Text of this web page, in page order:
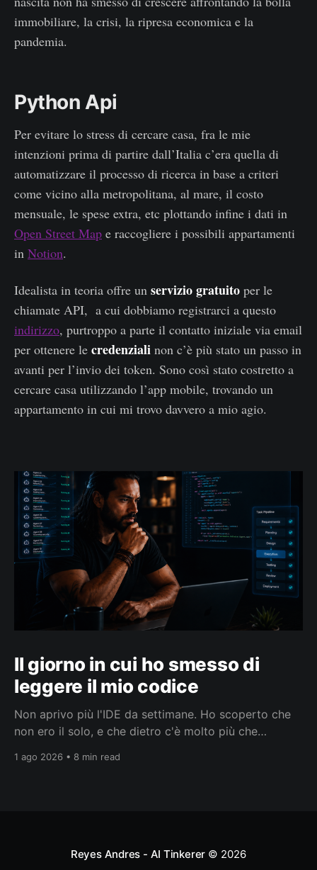
immobiliare, la crisi, la ripresa economica e la
pandemia.
Python Api
Per evitare lo stress di cercare casa, fra le mie
intenzioni prima di partire dall’Italia c’era quella di
automatizzare il processo di ricerca in base a criteri
come vicino alla metropolitana, al mare, il costo
mensuale, le spese extra, etc plottando infine i dati in
Open Street Map e raccogliere i possibili appartamenti
in Notion.
Idealista in teoria offre un servizio gratuito per le
chiamate API, a cui dobbiamo registrarci a questo
indirizzo, purtroppo a parte il contatto iniziale via email
per ottenere le credenziali non c’è più stato un passo in
avanti per l’invio dei token. Sono così stato costretto a
cercare casa utilizzando l’app mobile, trovando un
appartamento in cui mi trovo davvero a mio agio.
Il giorno in cui ho smesso di
leggere il mio codice
Non aprivo più l'IDE da settimane. Ho scoperto che
non ero il solo, e che dietro c'è molto più che
1 ago 2026 • 8 min read
Reyes Andres - AI Tinkerer © 2026